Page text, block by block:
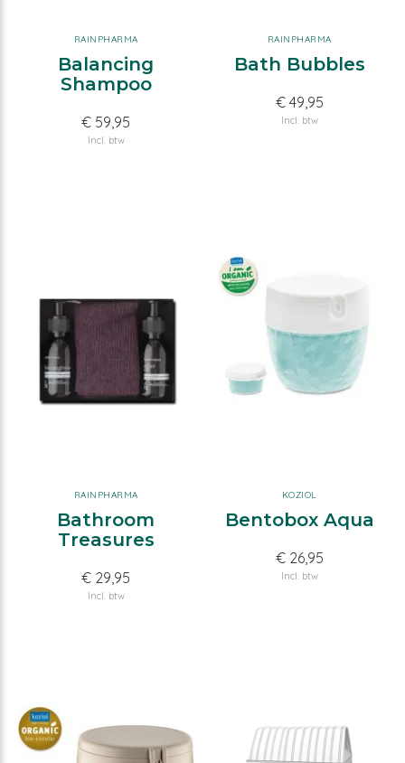
RAINPHARMA
Balancing
Shampoo
€ 59,95
Incl. btw
RAINPHARMA
Bath Bubbles
€ 49,95
Incl. btw
RAINPHARMA
Bathroom
Treasures
€ 29,95
Incl. btw
KOZIOL
Bentobox Aqua
€ 26,95
Incl. btw